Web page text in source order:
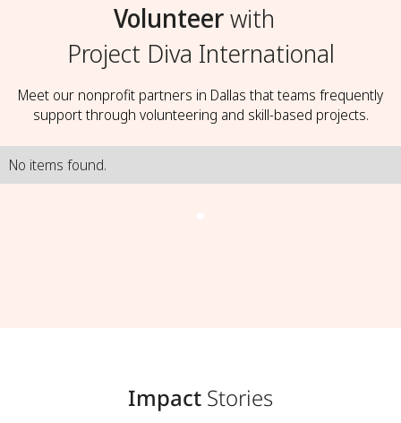
Volunteerwith
Project Diva International
Meet our nonprofit partners in Dallas that teams frequently
support through volunteering and skill-based projects.
No items found.
Impact Stories